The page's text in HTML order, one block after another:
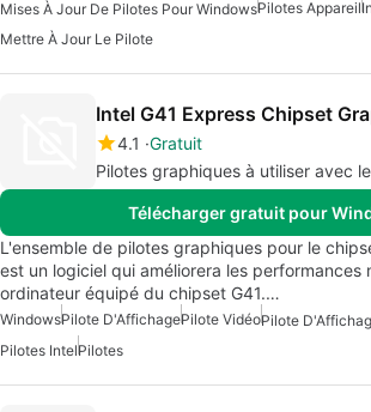
Mises À Jour De Pilotes Pour WindowsPilotes Appareil
Mettre À Jour Le Pilote
Intel G41 Express Chipset
4.1 Gratuit
Pilotes graphiques à utiliser avec
Télécharger gratuit pour
L'ensemble de pilotes graphiques pour le
est un logiciel qui améliorera les performances
ordinateur équipé du chipset G41.…
WindowsPilote D'AffichagePilote VidéoPilote
Pilotes IntelPilotes